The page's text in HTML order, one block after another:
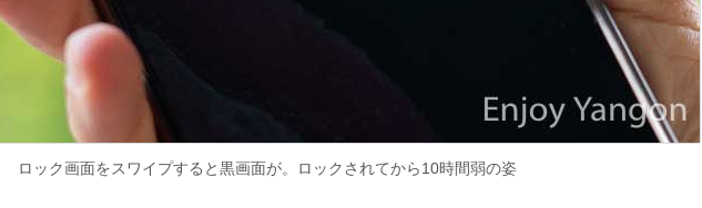
ロック画面をスワイプすると黒画面が。ロックされてから10時間弱の姿